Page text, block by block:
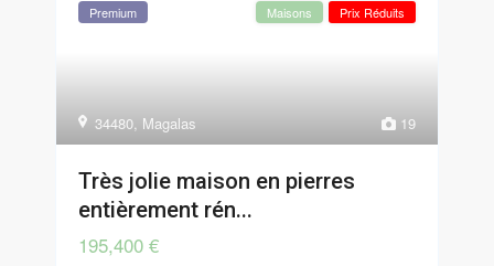
19
34480, Magalas
Premium Maisons Prix Réduits
Très jolie maison en pierres
entièrement rén...
195,400 €